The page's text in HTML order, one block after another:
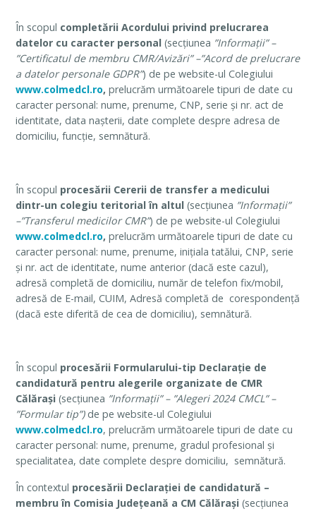
În scopul completării Acordului privind prelucrarea
datelor cu caracter personal (secțiunea ”Informații” –
”Certificatul de membru CMR/Avizări” –”Acord de prelucrare
a datelor personale GDPR”) de pe website-ul Colegiului
www.colmedcl.ro, prelucrăm următoarele tipuri de date cu
caracter personal: nume, prenume, CNP, serie și nr. act de
identitate, data nașterii, date complete despre adresa de
domiciliu, funcție, semnătură.
În scopul procesării Cererii de transfer a medicului
dintr-un colegiu teritorial în altul (secțiunea ”Informații”
–”Transferul medicilor CMR”) de pe website-ul Colegiului
www.colmedcl.ro, prelucrăm următoarele tipuri de date cu
caracter personal: nume, prenume, inițiala tatălui, CNP, serie
și nr. act de identitate, nume anterior (dacă este cazul),
adresă completă de domiciliu, număr de telefon fix/mobil,
adresă de E-mail, CUIM, Adresă completă de corespondență
(dacă este diferită de cea de domiciliu), semnătură.
În scopul procesării Formularului-tip Declarație de
candidatură pentru alegerile organizate de CMR
Călărași (secțiunea ”Informații” – ”Alegeri 2024 CMCL” –
”Formular tip”) de pe website-ul Colegiului
www.colmedcl.ro, prelucrăm următoarele tipuri de date cu
caracter personal: nume, prenume, gradul profesional și
specialitatea, date complete despre domiciliu, semnătură.
În contextul procesării Declarației de candidatură –
membru în Comisia Județeană a CM Călărași (secțiunea